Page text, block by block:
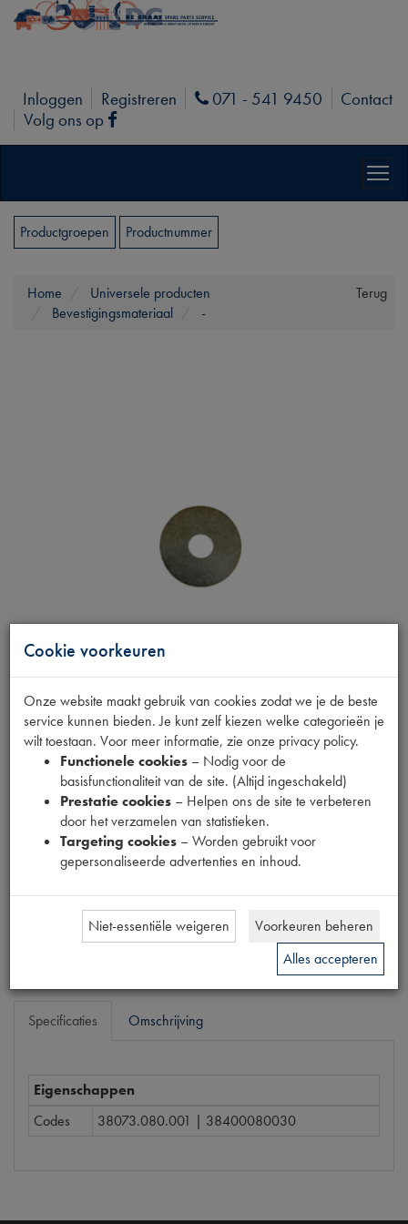
Inloggen Registreren Phone
071 - 541 9450
Contact
Volg ons op
Facebook
Productgroepen Productnummer
Terug
Home
Universele producten
Bevestigingsmateriaal
-
PLAATRING M8 X 30
Productnummer
1540123
Specificaties Omschrijving
Eigenschappen
Codes
38073.080.001 | 38400080030
Cookie voorkeuren
Onze website maakt gebruik van cookies zodat we je de beste
service kunnen bieden. Je kunt zelf kiezen welke categorieën je
wilt toestaan. Voor meer informatie, zie onze privacy policy.
Functionele cookies – Nodig voor de
basisfunctionaliteit van de site. (Altijd ingeschakeld)
Prestatie cookies – Helpen ons de site te verbeteren
door het verzamelen van statistieken.
Targeting cookies – Worden gebruikt voor
gepersonaliseerde advertenties en inhoud.
Niet-essentiële weigeren
Voorkeuren beheren
Alles accepteren